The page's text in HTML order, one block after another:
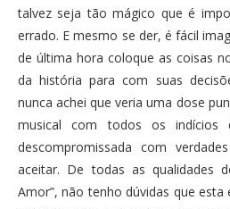
talvez seja tão mágico que é
errado. E mesmo se der, é fácil
de última hora coloque as coisas
da história para com suas
nunca achei que veria uma dose
musical com todos os indícios
descompromissada com
aceitar. De todas as qualidades
Amor”, não tenho dúvidas que